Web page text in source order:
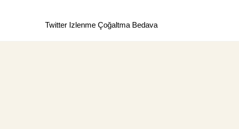
Twitter Izlenme Çoğaltma Bedava